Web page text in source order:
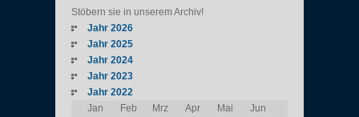
Stöbern sie in unserem Archiv!
Jahr 2026
Jahr 2025
Jahr 2024
Jahr 2023
Jahr 2022
Jan
Feb Mrz Apr Mai
Jun